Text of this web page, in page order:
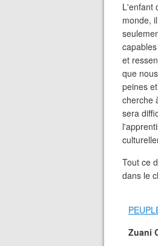
L'enfant
monde,
et
que
peines
cherche
sera
Tout ce
dans le
Zuani